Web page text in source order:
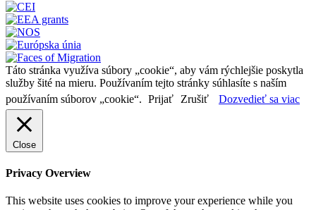
Táto stránka využíva súbory „cookie“, aby vám rýchlejšie poskytla
služby šité na mieru. Používaním tejto stránky súhlasíte s naším
používaním súborov „cookie“. Prijať Zrušiť Dozvedieť sa viac
Close
Privacy Overview
This website uses cookies to improve your experience while you